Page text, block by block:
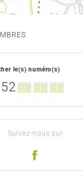
le(s) numéro(s)
▒▒ ▒▒ ▒▒
Suivez-nous sur